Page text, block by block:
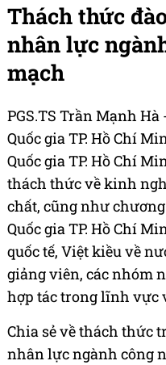
Thách thức
nhân lực
mạch
PGS.TS Trần Mạnh
Quốc gia TP. Hồ Chí
Quốc gia TP. Hồ Chí
thách thức về kinh
chất, cũng như
Quốc gia TP. Hồ Chí
quốc tế, Việt kiều về
giảng viên, các nhóm
hợp tác trong lĩnh vực
Chia sẻ về thách thức
nhân lực ngành công